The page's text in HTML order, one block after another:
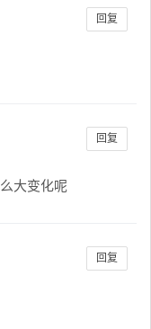
回复
回复
大变化呢
回复